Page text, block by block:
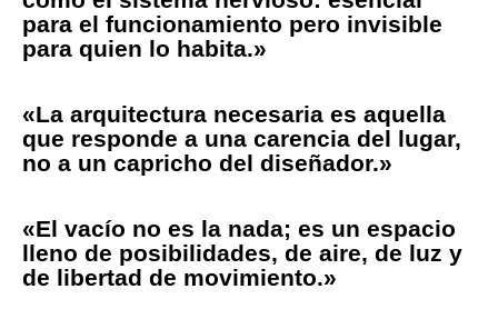
para el funcionamiento pero invisible
para quien lo habita.»
«La arquitectura necesaria es aquella
que responde a una carencia del lugar,
no a un capricho del diseñador.»
«El vacío no es la nada; es un espacio
lleno de posibilidades, de aire, de luz y
de libertad de movimiento.»